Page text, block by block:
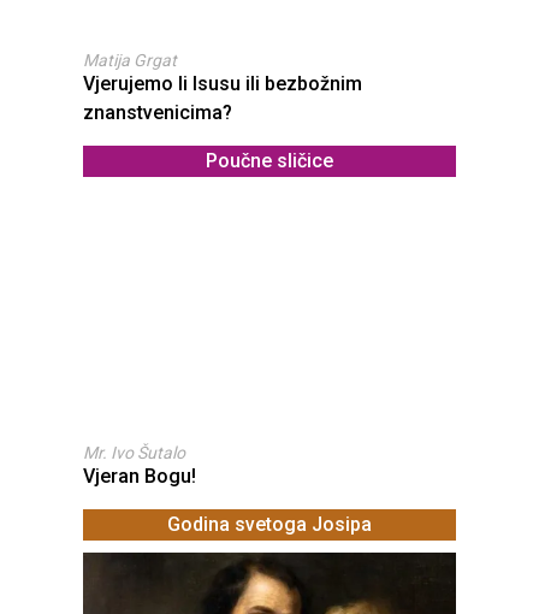
Matija Grgat
Vjerujemo li Isusu ili bezbožnim
znanstvenicima?
Poučne sličice
Mr. Ivo Šutalo
Vjeran Bogu!
Godina svetoga Josipa